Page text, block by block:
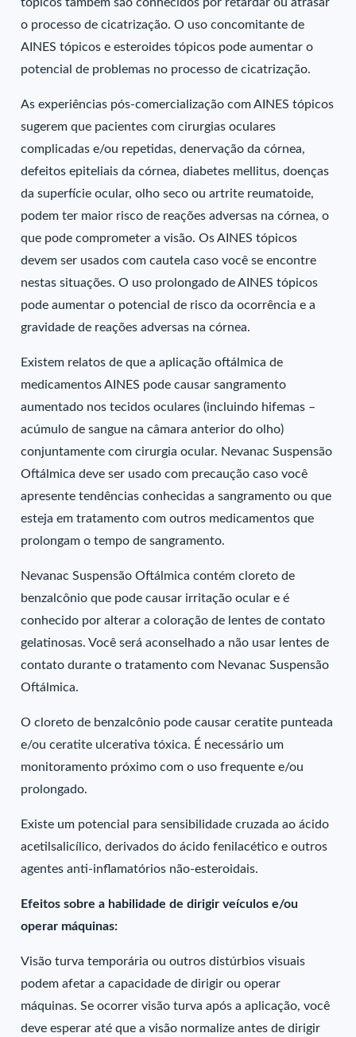
o processo de cicatrização. O uso concomitante de
AINES tópicos e esteroides tópicos pode aumentar o
potencial de problemas no processo de cicatrização.
As experiências pós-comercialização com AINES tópicos
sugerem que pacientes com cirurgias oculares
complicadas e/ou repetidas, denervação da córnea,
defeitos epiteliais da córnea, diabetes mellitus, doenças
da superfície ocular, olho seco ou artrite reumatoide,
podem ter maior risco de reações adversas na córnea, o
que pode comprometer a visão. Os AINES tópicos
devem ser usados com cautela caso você se encontre
nestas situações. O uso prolongado de AINES tópicos
pode aumentar o potencial de risco da ocorrência e a
gravidade de reações adversas na córnea.
Existem relatos de que a aplicação oftálmica de
medicamentos AINES pode causar sangramento
aumentado nos tecidos oculares (incluindo hifemas –
acúmulo de sangue na câmara anterior do olho)
conjuntamente com cirurgia ocular. Nevanac Suspensão
Oftálmica deve ser usado com precaução caso você
apresente tendências conhecidas a sangramento ou que
esteja em tratamento com outros medicamentos que
prolongam o tempo de sangramento.
Nevanac Suspensão Oftálmica contém cloreto de
benzalcônio que pode causar irritação ocular e é
conhecido por alterar a coloração de lentes de contato
gelatinosas. Você será aconselhado a não usar lentes de
contato durante o tratamento com Nevanac Suspensão
Oftálmica.
O cloreto de benzalcônio pode causar ceratite punteada
e/ou ceratite ulcerativa tóxica. É necessário um
monitoramento próximo com o uso frequente e/ou
prolongado.
Existe um potencial para sensibilidade cruzada ao ácido
acetilsalicílico, derivados do ácido fenilacético e outros
agentes anti-inflamatórios não-esteroidais.
Efeitos sobre a habilidade de dirigir veículos e/ou
operar máquinas:
Visão turva temporária ou outros distúrbios visuais
podem afetar a capacidade de dirigir ou operar
máquinas. Se ocorrer visão turva após a aplicação, você
deve esperar até que a visão normalize antes de dirigir